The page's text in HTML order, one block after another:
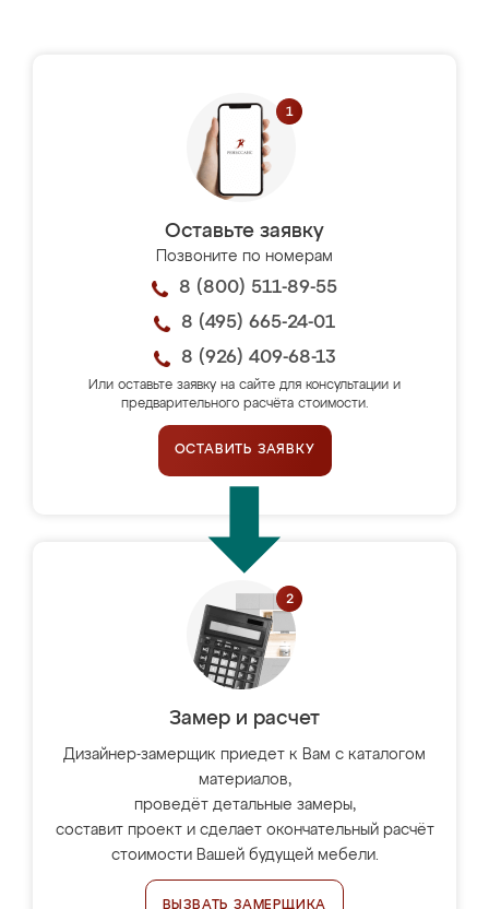
Оставьте заявку
Позвоните по номерам
8 (800) 511-89-55
8 (495) 665-24-01
8 (926) 409-68-13
Или оставьте заявку на сайте для консультации и
предварительного расчёта стоимости.
ОСТАВИТЬ ЗАЯВКУ
Замер и расчет
Дизайнер-замерщик приедет к Вам с каталогом
материалов,
проведёт детальные замеры,
составит проект и сделает окончательный расчёт
стоимости Вашей будущей мебели.
ВЫЗВАТЬ ЗАМЕРЩИКА